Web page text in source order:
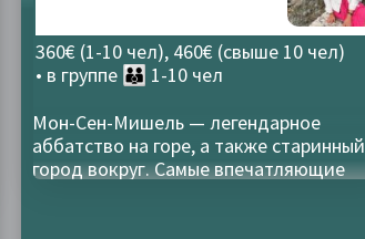
360€ (1-10 чел), 460€ (свыше 10 чел)
• в группе👪 1-10 чел
Мон-Сен-Мишель — легендарное
аббатство на горе, а также старинный
город вокруг. Самые впечатляющие